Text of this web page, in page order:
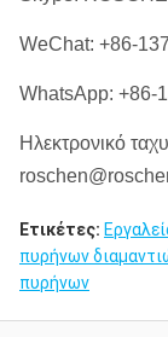
WeChat: +86-
WhatsApp: +86-
Ηλεκτρονικό
Ετικέτες:
πυρήνων
πυρήνων